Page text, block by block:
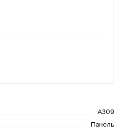
A309
Панель